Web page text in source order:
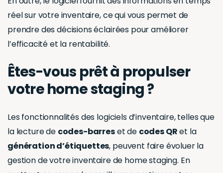
Êtes-vous prêt à propulser
votre home staging ?
Les fonctionnalités des logiciels d’inventaire, telles que
la lecture decodes-barreset decodes QRet la
génération d’étiquettes, peuvent faire évoluer la
mettant en œuvre les meilleures pratiques et en
utilisant un logiciel de gestion du parc immobilier, vous
pouvez améliorer la précision et accroître l’efficacité
du processus.